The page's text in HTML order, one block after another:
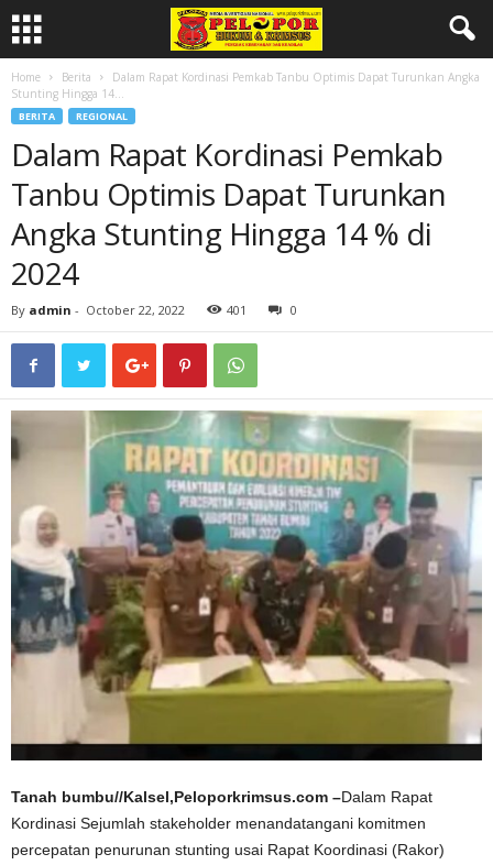
Home Berita
Dalam Rapat Kordinasi Pemkab Tanbu Optimis Dapat Turunkan Angka
Stunting Hingga 14...
BERITA REGIONAL
Dalam Rapat Kordinasi Pemkab
Tanbu Optimis Dapat Turunkan
Angka Stunting Hingga 14 % di
2024
By admin - October 22, 2022 401 0
Tanah bumbu//Kalsel,Peloporkrimsus.com –Dalam Rapat
Kordinasi Sejumlah stakeholder menandatangani komitmen
percepatan penurunan stunting usai Rapat Koordinasi (Rakor)